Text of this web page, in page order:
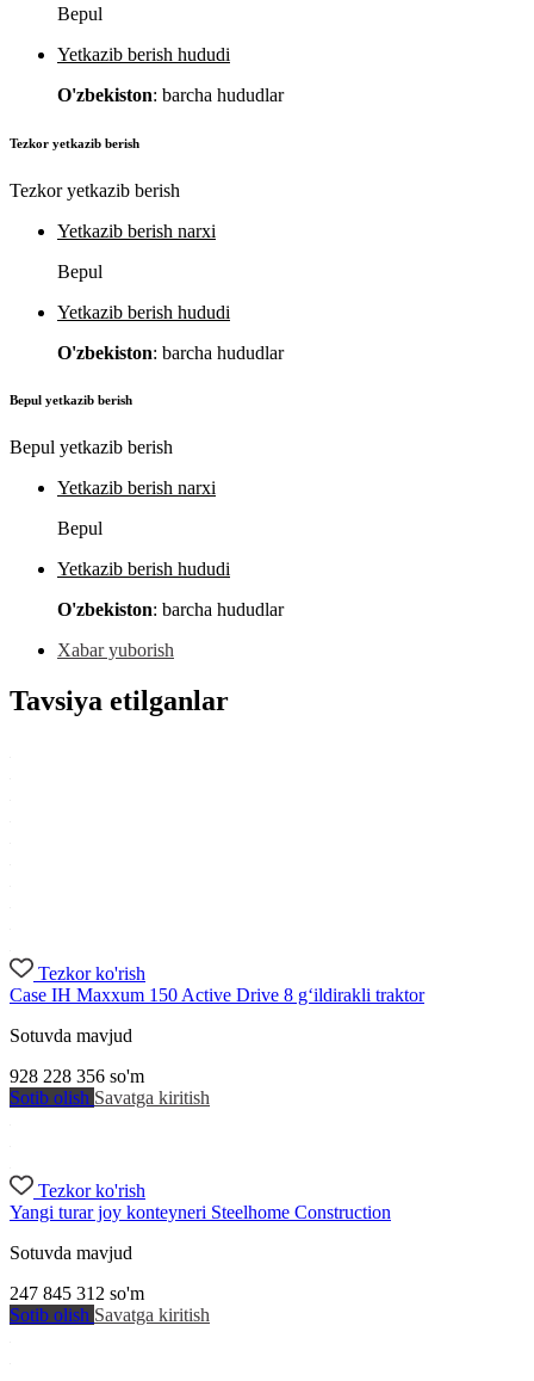
Bepul
Yetkazib berish hududi
O'zbekiston: barcha hududlar
Tezkor yetkazib berish
Tezkor yetkazib berish
Yetkazib berish narxi
Bepul
Yetkazib berish hududi
O'zbekiston: barcha hududlar
Bepul yetkazib berish
Bepul yetkazib berish
Yetkazib berish narxi
Bepul
Yetkazib berish hududi
O'zbekiston: barcha hududlar
Xabar yuborish
Tavsiya etilganlar
Tezkor ko'rish
Case IH Maxxum 150 Active Drive 8 g‘ildirakli traktor
Sotuvda mavjud
928 228 356 so'm
Sotib olish Savatga kiritish
Tezkor ko'rish
Yangi turar joy konteyneri Steelhome Construction
Sotuvda mavjud
247 845 312 so'm
Sotib olish Savatga kiritish